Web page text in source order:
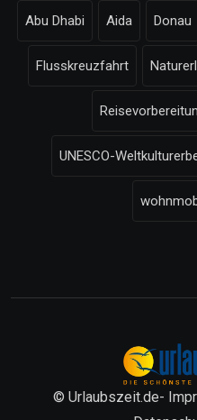
Abu Dhabi Aida Donau
Flusskreuzfahrt
UNESCO-
© Urlaubszeit.de-